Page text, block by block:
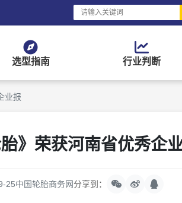
选型指南 行业判断
业报
胎》荣获河南省优秀企
25中国轮胎商务网分享到：